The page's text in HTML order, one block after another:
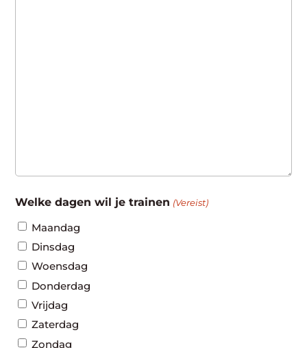
Welke dagen wil je trainen (Vereist)
Maandag
Dinsdag
Woensdag
Donderdag
Vrijdag
Zaterdag
Zondag